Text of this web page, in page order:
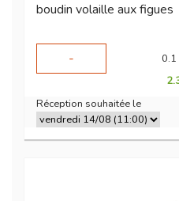
boudin volaille aux figues
-
0.1
Réception souhaitée le